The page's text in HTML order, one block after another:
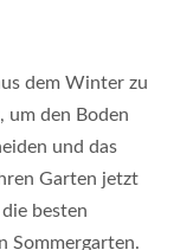
dem Winter zu
um den Boden
und das
Garten jetzt
besten
Sommergarten.